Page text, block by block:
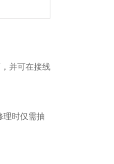
并可在接线
理时仅需抽